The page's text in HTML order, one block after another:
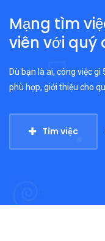
Mạng tìm
viên với quý
Dù bạn là ai, công việc
phù hợp, giới thiệu cho
Tìm việc